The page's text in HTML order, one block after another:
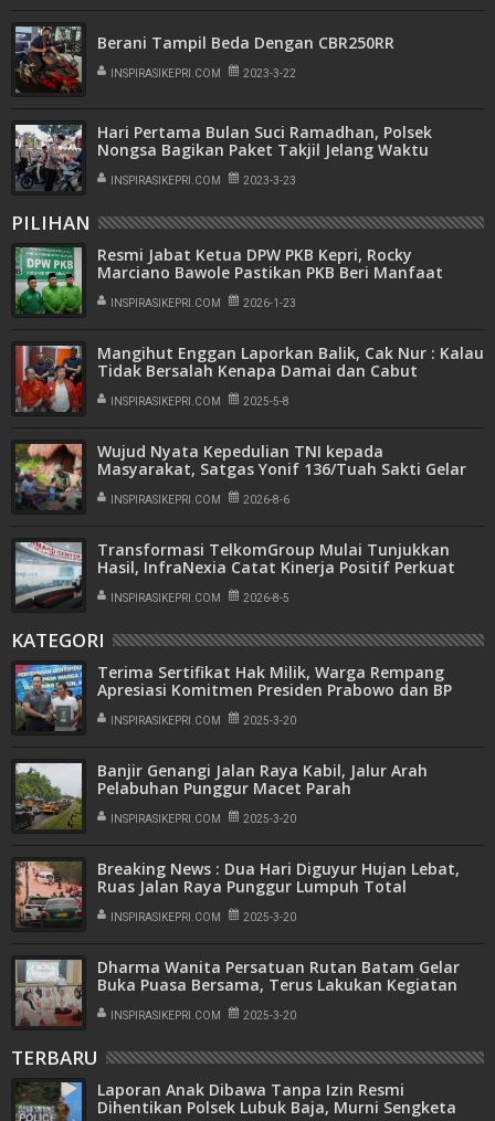
Berani Tampil Beda Dengan CBR250RR
INSPIRASIKEPRI.COM 2023-3-22
Hari Pertama Bulan Suci Ramadhan, Polsek
Nongsa Bagikan Paket Takjil Jelang Waktu
INSPIRASIKEPRI.COM 2023-3-23
PILIHAN
Resmi Jabat Ketua DPW PKB Kepri, Rocky
Marciano Bawole Pastikan PKB Beri Manfaat
Nyata Bagi Masyarakat
INSPIRASIKEPRI.COM 2026-1-23
Mangihut Enggan Laporkan Balik, Cak Nur : Kalau
Tidak Bersalah Kenapa Damai dan Cabut
INSPIRASIKEPRI.COM 2025-5-8
Wujud Nyata Kepedulian TNI kepada
Masyarakat, Satgas Yonif 136/Tuah Sakti Gelar
Pengobatan Keliling di Kampung Kalome
INSPIRASIKEPRI.COM 2026-8-6
Transformasi TelkomGroup Mulai Tunjukkan
Hasil, InfraNexia Catat Kinerja Positif Perkuat
Infrastruktur Digital Nasional
INSPIRASIKEPRI.COM 2026-8-5
KATEGORI
Terima Sertifikat Hak Milik, Warga Rempang
Apresiasi Komitmen Presiden Prabowo dan BP
INSPIRASIKEPRI.COM 2025-3-20
Banjir Genangi Jalan Raya Kabil, Jalur Arah
Pelabuhan Punggur Macet Parah
INSPIRASIKEPRI.COM 2025-3-20
Breaking News : Dua Hari Diguyur Hujan Lebat,
Ruas Jalan Raya Punggur Lumpuh Total
INSPIRASIKEPRI.COM 2025-3-20
Dharma Wanita Persatuan Rutan Batam Gelar
Buka Puasa Bersama, Terus Lakukan Kegiatan
INSPIRASIKEPRI.COM 2025-3-20
TERBARU
Laporan Anak Dibawa Tanpa Izin Resmi
Dihentikan Polsek Lubuk Baja, Murni Sengketa